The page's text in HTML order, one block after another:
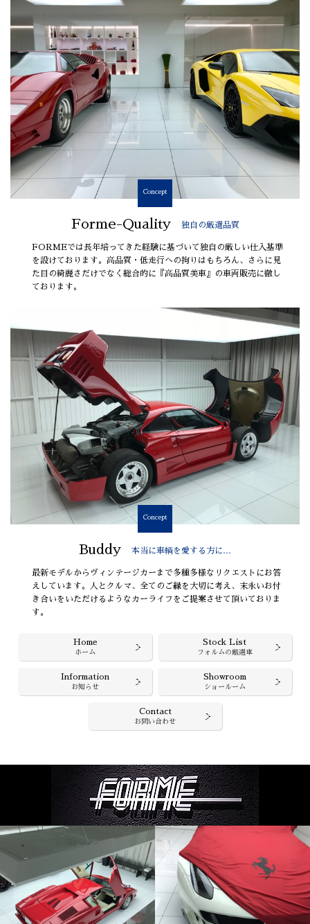
Concept
Forme-Quality 独自の厳選品質
FORMEでは長年培ってきた経験に基づいて独自の厳しい仕入基準
を設けております。高品質・低走行への拘りはもちろん、さらに見
た目の綺麗さだけでなく総合的に『高品質美車』の車両販売に徹し
ております。
Concept
Buddy 本当に車輌を愛する方に…
最新モデルからヴィンテージカーまで多種多様なリクエストにお答
えしています。人とクルマ、全てのご縁を大切に考え、末永いお付
き合いをいただけるようなカーライフをご提案させて頂いておりま
す。
Home
ホーム
Stock List
フォルムの厳選車
Information
お知らせ
Showroom
ショールーム
Contact
お問い合わせ